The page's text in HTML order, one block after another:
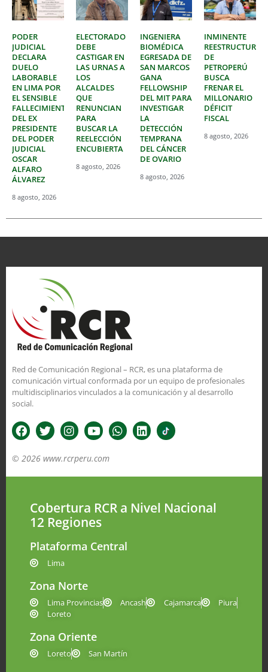
PODER
JUDICIAL
DECLARA
DUELO
LABORABLE
EN LIMA POR
EL SENSIBLE
FALLECIMIENTO
DEL EX
PRESIDENTE
DEL PODER
JUDICIAL
OSCAR
ALFARO
ÁLVAREZ
8 agosto, 2026
ELECTORADO
DEBE
CASTIGAR EN
LAS URNAS A
LOS
ALCALDES
QUE
RENUNCIAN
PARA
BUSCAR LA
REELECCIÓN
ENCUBIERTA
8 agosto, 2026
INGENIERA
BIOMÉDICA
EGRESADA DE
SAN MARCOS
GANA
FELLOWSHIP
DEL MIT PARA
INVESTIGAR
LA
DETECCIÓN
TEMPRANA
DEL CÁNCER
DE OVARIO
8 agosto, 2026
INMINENTE
DE
PETROPERÚ
BUSCA
FRENAR EL
MILLONARIO
DÉFICIT
FISCAL
8 agosto, 2026
Red de Comunicación Regional – RCR, es una plataforma de
comunicación virtual conformada por un equipo de profesionales
multidisciplinarios vinculados a la comunicación y al desarrollo
social.
© 2026 www.rcrperu.com
Cobertura RCR a Nivel Nacional
12 Regiones
Plataforma Central
Lima
Zona Norte
Lima Provincias Ancash Cajamarca
Piura
Loreto
Zona Oriente
Loreto San Martín